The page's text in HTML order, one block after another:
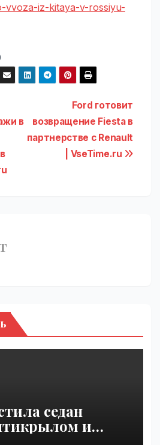
vvoza-iz-kitaya-v-rossiyu-
Ford готовит
возвращение Fiesta в
партнерстве с Renault
| VseTime.ru
в
седан
и
|